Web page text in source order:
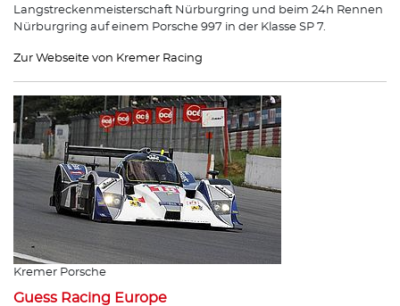
Langstreckenmeisterschaft Nürburgring und beim 24h Rennen
Nürburgring auf einem Porsche 997 in der Klasse SP 7.
Zur Webseite von Kremer Racing
Kremer Porsche
Guess Racing Europe